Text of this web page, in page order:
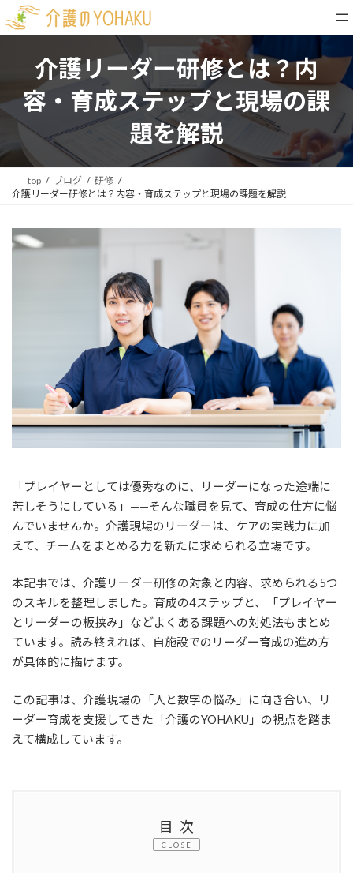
ン
ス
プ
ビ
ン
動
介護リーダー研修とは？内
容・育成ステップと現場の課
題を解説
top ブログ
研修
介護リーダー研修とは？内容・育成ステップと現場の課題を解説
「プレイヤーとしては優秀なのに、リーダーになった途端に
苦しそうにしている」——そんな職員を見て、育成の仕方に悩
んでいませんか。介護現場のリーダーは、ケアの実践力に加
えて、チームをまとめる力を新たに求められる立場です。
本記事では、介護リーダー研修の対象と内容、求められる5つ
のスキルを整理しました。育成の4ステップと、「プレイヤー
とリーダーの板挟み」などよくある課題への対処法もまとめ
ています。読み終えれば、自施設でのリーダー育成の進め方
が具体的に描けます。
この記事は、介護現場の「人と数字の悩み」に向き合い、リ
ーダー育成を支援してきた「介護のYOHAKU」の視点を踏ま
えて構成しています。
目次
CLOSE